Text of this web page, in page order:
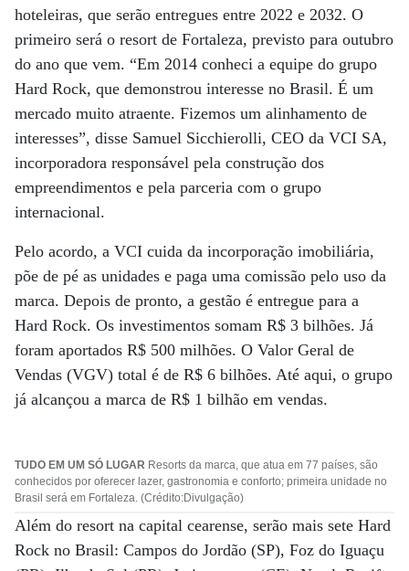
hoteleiras, que serão entregues entre 2022 e 2032. O
primeiro será o resort de Fortaleza, previsto para outubro
do ano que vem. “Em 2014 conheci a equipe do grupo
Hard Rock, que demonstrou interesse no Brasil. É um
mercado muito atraente. Fizemos um alinhamento de
interesses”, disse Samuel Sicchierolli, CEO da VCI SA,
incorporadora responsável pela construção dos
empreendimentos e pela parceria com o grupo
internacional.
Pelo acordo, a VCI cuida da incorporação imobiliária,
põe de pé as unidades e paga uma comissão pelo uso da
marca. Depois de pronto, a gestão é entregue para a
Hard Rock. Os investimentos somam R$ 3 bilhões. Já
foram aportados R$ 500 milhões. O Valor Geral de
Vendas (VGV) total é de R$ 6 bilhões. Até aqui, o grupo
já alcançou a marca de R$ 1 bilhão em vendas.
TUDO EM UM SÓ LUGAR Resorts da marca, que atua em 77 países, são
conhecidos por oferecer lazer, gastronomia e conforto; primeira unidade no
Brasil será em Fortaleza. (Crédito:Divulgação)
Além do resort na capital cearense, serão mais sete Hard
Rock no Brasil: Campos do Jordão (SP), Foz do Iguaçu